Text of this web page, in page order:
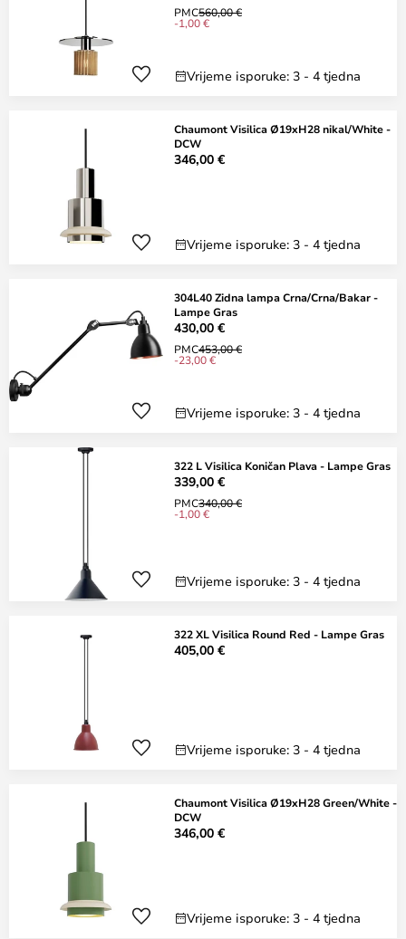
PMC560,00 €
-1,00 €
Vrijeme isporuke: 3 - 4 tjedna
Chaumont Visilica Ø19xH28 nikal/White -
DCW
346,00 €
Vrijeme isporuke: 3 - 4 tjedna
304L40 Zidna lampa Crna/Crna/Bakar -
Lampe Gras
430,00 €
PMC453,00 €
-23,00 €
Vrijeme isporuke: 3 - 4 tjedna
322 L Visilica Koničan Plava - Lampe Gras
339,00 €
PMC340,00 €
-1,00 €
Vrijeme isporuke: 3 - 4 tjedna
322 XL Visilica Round Red - Lampe Gras
405,00 €
Vrijeme isporuke: 3 - 4 tjedna
Chaumont Visilica Ø19xH28 Green/White -
DCW
346,00 €
Vrijeme isporuke: 3 - 4 tjedna